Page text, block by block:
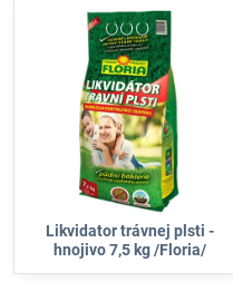
Likvidator trávnej plsti -
hnojivo 7,5 kg /Floria/